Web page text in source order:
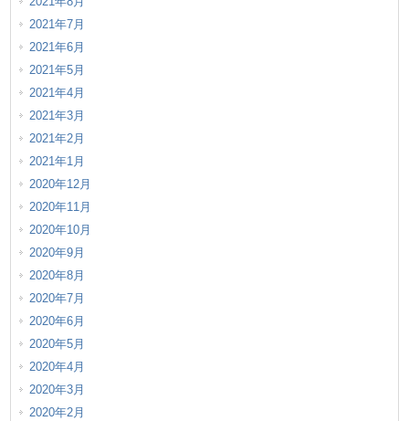
2021年7月
2021年6月
2021年5月
2021年4月
2021年3月
2021年2月
2021年1月
2020年12月
2020年11月
2020年10月
2020年9月
2020年8月
2020年7月
2020年6月
2020年5月
2020年4月
2020年3月
2020年2月